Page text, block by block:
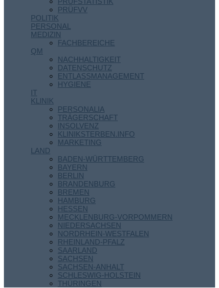
PRÜFVV
POLITIK
PERSONAL
MEDIZIN
FACHBEREICHE
QM
NACHHALTIGKEIT
DATENSCHUTZ
ENTLASSMANAGEMENT
HYGIENE
IT
KLINIK
PERSONALIA
TRÄGERSCHAFT
INSOLVENZ
KLINIKSTERBEN.INFO
MARKETING
LAND
BADEN-WÜRTTEMBERG
BAYERN
BERLIN
BRANDENBURG
BREMEN
HAMBURG
HESSEN
MECKLENBURG-VORPOMMERN
NIEDERSACHSEN
NORDRHEIN-WESTFALEN
RHEINLAND-PFALZ
SAARLAND
SACHSEN
SACHSEN-ANHALT
SCHLESWIG-HOLSTEIN
THÜRINGEN